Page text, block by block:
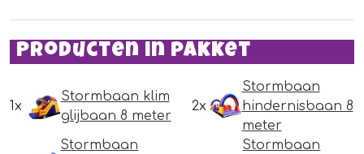
Producten in pakket
1x
Stormbaan klim
glijbaan 8 meter
2x
Stormbaan
hindernisbaan 8
meter
Stormbaan
Stormbaan